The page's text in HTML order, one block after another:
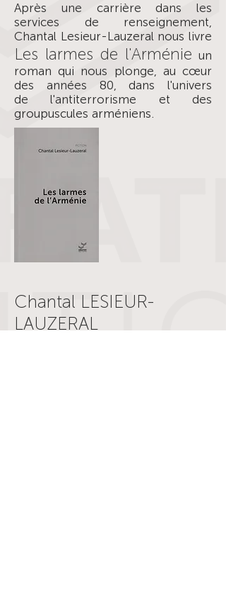
Après une carrière dans les
services de renseignement,
Chantal Lesieur-Lauzeral nous livre
Les larmes de l'Arménie un
roman qui nous plonge, au cœur
des années 80, dans l'univers
de l'antiterrorisme et des
groupuscules arméniens.
Chantal LESIEUR-
LAUZERAL